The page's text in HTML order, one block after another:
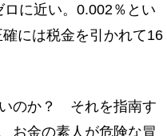
に近い。0.002％とい
には税金を引かれて16
のか？ それを指南す
お金の素人が危険な冒